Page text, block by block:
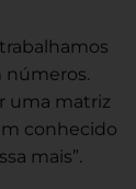
números.
uma matriz
conhecido
mais”.